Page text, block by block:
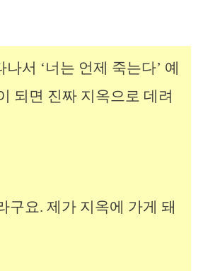
서 ‘너는 언제 죽는다’ 예
되면 진짜 지옥으로 데려
구요. 제가 지옥에 가게 돼